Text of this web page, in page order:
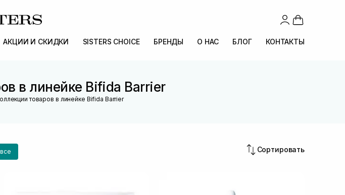
АКЦИИ И СКИДКИ SISTERS CHOICE БРЕНДЫ О НАС БЛОГ КОНТАКТЫ
в линейке Bifida Barrier
товаров в линейке Bifida Barrier
Сортировать